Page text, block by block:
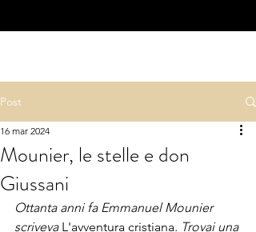
Post
Mounier, le stelle e don
Giussani
16 mar 2024
Ottanta anni fa Emmanuel Mounier
scriveva L'avventura cristiana. Trovai una